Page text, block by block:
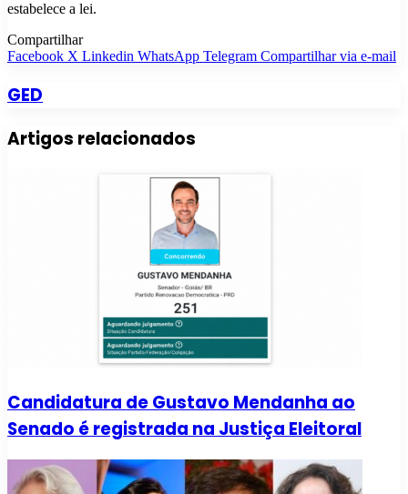
estabelece a lei.
Compartilhar
Facebook X Linkedin WhatsApp Telegram Compartilhar via e-mail
GED
Artigos relacionados
Candidatura de Gustavo Mendanha ao
Senado é registrada na Justiça Eleitoral